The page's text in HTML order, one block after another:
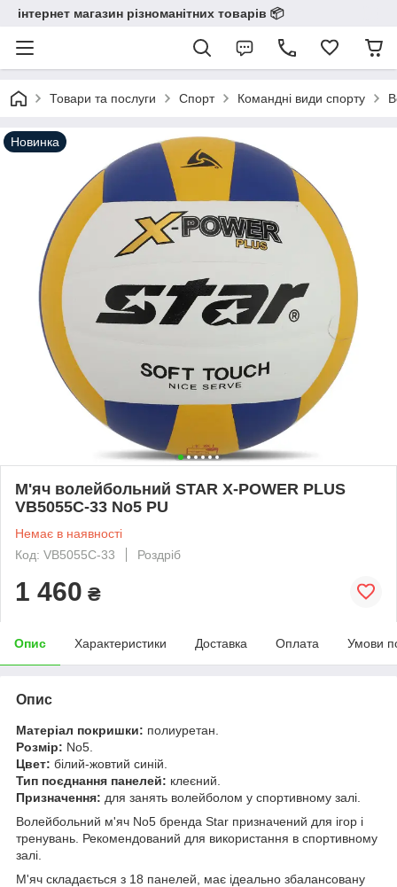
інтернет магазин різноманітних товарів 📦️️️️️️
Товари та послуги Спорт Командні види спорту
Новинка
М'яч волейбольний STAR X-POWER PLUS
VB5055C-33 No5 PU
Немає в наявності
Код: VB5055C-33
Роздріб
1 460 ₴
Опис Характеристики Доставка Оплата Умови
Опис
Матеріал покришки: полиуретан.
Розмір: No5.
Цвет: білий-жовтий синій.
Тип поєднання панелей: клеєний.
Призначення: для занять волейболом у спортивному залі.
Волейбольний м'яч No5 бренда Star призначений для ігор і
тренувань. Рекомендований для використання в спортивному
залі.
М'яч складається з 18 панелей, має ідеально збалансовану